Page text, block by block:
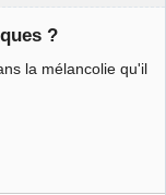
?
la mélancolie qu'il